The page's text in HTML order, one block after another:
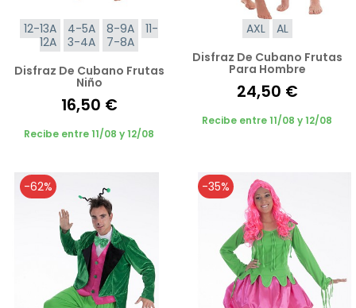
12-13A 4-5A 8-9A
11-
12A
3-4A
7-8A
Disfraz De Cubano Frutas
Niño
16,50 €
Recibe entre 11/08 y 12/08
AXL
AL
Disfraz De Cubano Frutas
Para Hombre
24,50 €
Recibe entre 11/08 y 12/08
-62% -35%